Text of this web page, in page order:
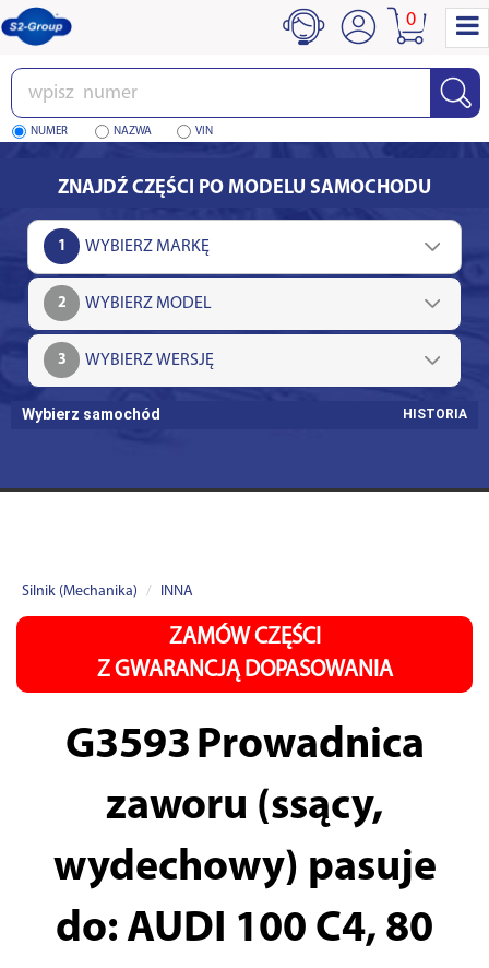
Wpisz
numer
NUMER NAZWA VIN
0
ZNAJDŹ CZĘŚCI PO MODELU SAMOCHODU
1
2
3
Wybierz samochód HISTORIA
Silnik (Mechanika) INNA
ZAMÓW CZĘŚCI
Z GWARANCJĄ DOPASOWANIA
G3593 Prowadnica
zaworu (ssący,
wydechowy) pasuje
do: AUDI 100 C4, 80